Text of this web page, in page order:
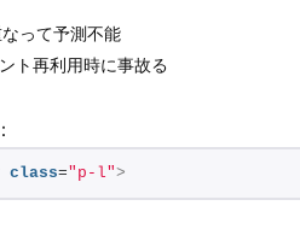
って予測不能
ト再利用時に事故る
class="p-l">